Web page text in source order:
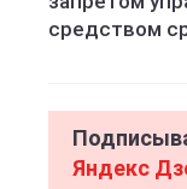
средством
Яндекс